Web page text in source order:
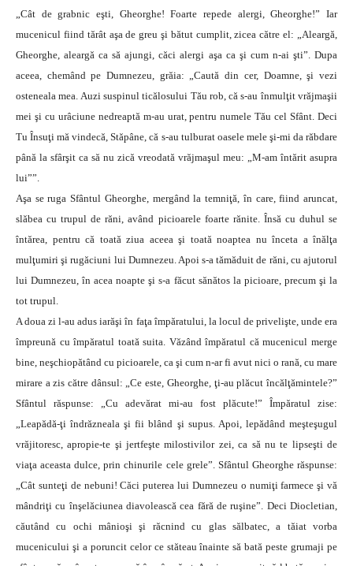
„Cât de grabnic eşti, Gheorghe! Foarte repede alergi, Gheorghe!” Iar
mucenicul fiind tărât aşa de greu şi bătut cumplit, zicea către el: „Aleargă,
Gheorghe, aleargă ca să ajungi, căci alergi aşa ca şi cum n-ai şti”. Dupa
aceea, chemând pe Dumnezeu, grăia: „Caută din cer, Doamne, şi vezi
osteneala mea. Auzi suspinul ticălosului Tău rob, că s-au înmulţit vrăjmaşii
mei şi cu urâciune nedreaptă m-au urat, pentru numele Tău cel Sfânt. Deci
Tu Însuţi mă vindecă, Stăpâne, că s-au tulburat oasele mele şi-mi da răbdare
până la sfârşit ca să nu zică vreodată vrăjmaşul meu: „M-am întărit asupra
lui””.
Aşa se ruga Sfântul Gheorghe, mergând la temniţă, în care, fiind aruncat,
slăbea cu trupul de răni, având picioarele foarte rănite. Însă cu duhul se
întărea, pentru că toată ziua aceea şi toată noaptea nu înceta a înălţa
mulţumiri şi rugăciuni lui Dumnezeu. Apoi s-a tămăduit de răni, cu ajutorul
lui Dumnezeu, în acea noapte şi s-a făcut sănătos la picioare, precum şi la
tot trupul.
A doua zi l-au adus iarăşi în faţa împăratului, la locul de privelişte, unde era
împreună cu împăratul toată suita. Văzând împăratul că mucenicul merge
bine, neşchiopătând cu picioarele, ca şi cum n-ar fi avut nici o rană, cu mare
mirare a zis către dânsul: „Ce este, Gheorghe, ţi-au plăcut încălţămintele?”
Sfântul răspunse: „Cu adevărat mi-au fost plăcute!” Împăratul zise:
„Leapădă-ţi îndrăzneala şi fii blând şi supus. Apoi, lepădând meşteşugul
vrăjitoresc, apropie-te şi jertfeşte milostivilor zei, ca să nu te lipseşti de
viaţa aceasta dulce, prin chinurile cele grele”. Sfântul Gheorghe răspunse:
„Cât sunteţi de nebuni! Căci puterea lui Dumnezeu o numiţi farmece şi vă
mândriţi cu înşelăciunea diavolească cea fără de ruşine”. Deci Diocletian,
căutând cu ochi mânioşi şi răcnind cu glas sălbatec, a tăiat vorba
mucenicului şi a poruncit celor ce stăteau înainte să bată peste grumaji pe